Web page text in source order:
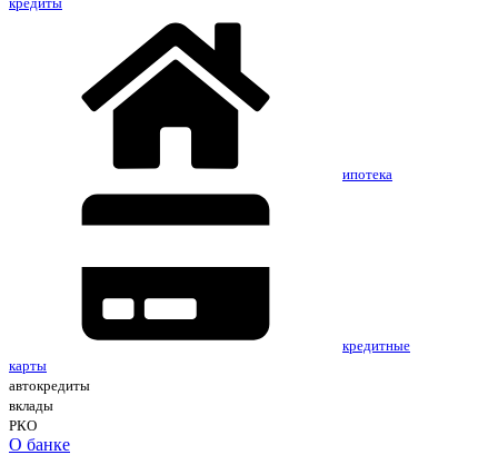
ипотека
кредитные
карты
автокредиты
вклады
РКО
О банке